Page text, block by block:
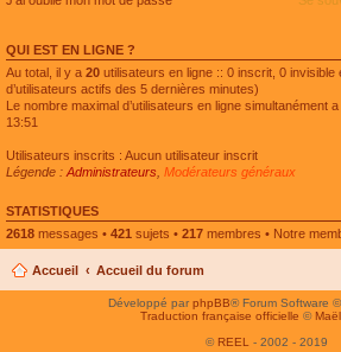
e
n
t
QUI EST EN LIGNE ?
Au total, il y a 20 utilisateurs en ligne :: 0 inscrit, 0
d’utilisateurs actifs des 5 dernières minutes)
Le nombre maximal d’utilisateurs en ligne simultanément
13:51
Utilisateurs inscrits : Aucun utilisateur inscrit
Légende : Administrateurs Modérateurs généraux
STATISTIQUES
2618 messages • 421 sujets • 217 membres • Notre
Accueil Accueil du forum
Développé parphpBB® Forum Software
Traduction française officielle ©
© REEL - 2002 - 2019